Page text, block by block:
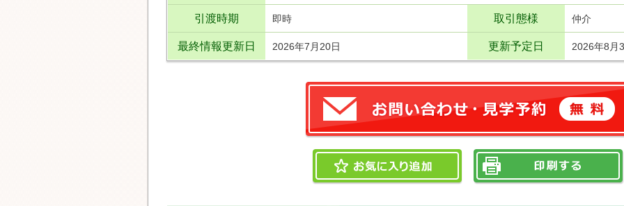
引渡時期 即時 取引態様 仲介
最終情報更新日 2026年7月20日 更新予定日 2026年8月